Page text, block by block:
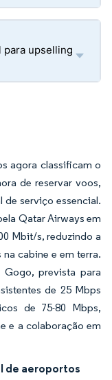
para upselling
agora classificam o
de reservar voos,
serviço essencial.
Qatar Airways em
Mbit/s, reduzindo a
cabine e em terra.
prevista para
de 25 Mbps
de 75-80 Mbps,
e a colaboração em
de aeroportos